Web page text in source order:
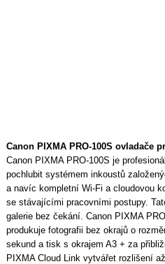
Canon PIXMA PRO-100S ovladače
Canon PIXMA PRO-100S je
pochlubit systémem inkoustů
a navíc kompletní Wi-Fi a cloudovou
se stávajícími pracovními postupy.
galerie bez čekání. Canon PIXMA
produkuje fotografii bez okrajů o
sekund a tisk s okrajem A3 + za
PIXMA Cloud Link vytvářet rozlišení